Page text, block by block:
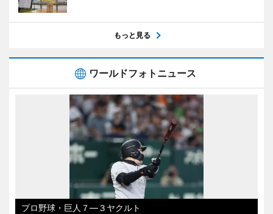
もっと見る
ワールドフォトニュース
プロ野球・巨人７―３ヤクルト